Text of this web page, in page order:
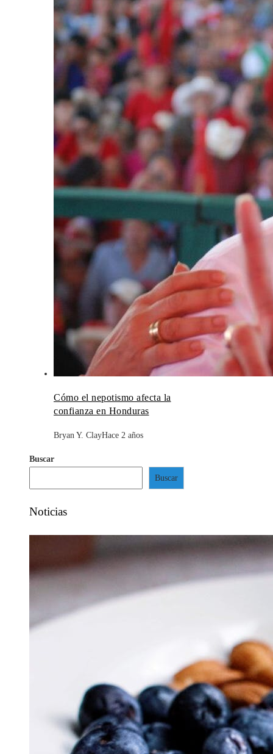
Cómo el nepotismo afecta la
confianza en Honduras
Bryan Y. ClayHace 2 años
Buscar
Buscar
Noticias